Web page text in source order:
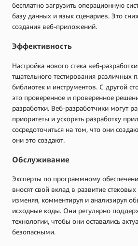
бесплатно загрузить операционную
базу данных и язык сценариев. Это
создания веб-приложений.
Эффективность
Настройка нового стека веб-
тщательного тестирования различных
библиотек и инструментов. С другой
это проверенное и проверенное
разработки. Веб-разработчики могут
приоритеты и ускорять разработку
сосредоточиться на том, что они
они это создают.
Обслуживание
Эксперты по программному
вносят свой вклад в развитие
изменяя, комментируя и анализируя
исходные коды. Они регулярно
технологии, чтобы они оставались
безопасными.